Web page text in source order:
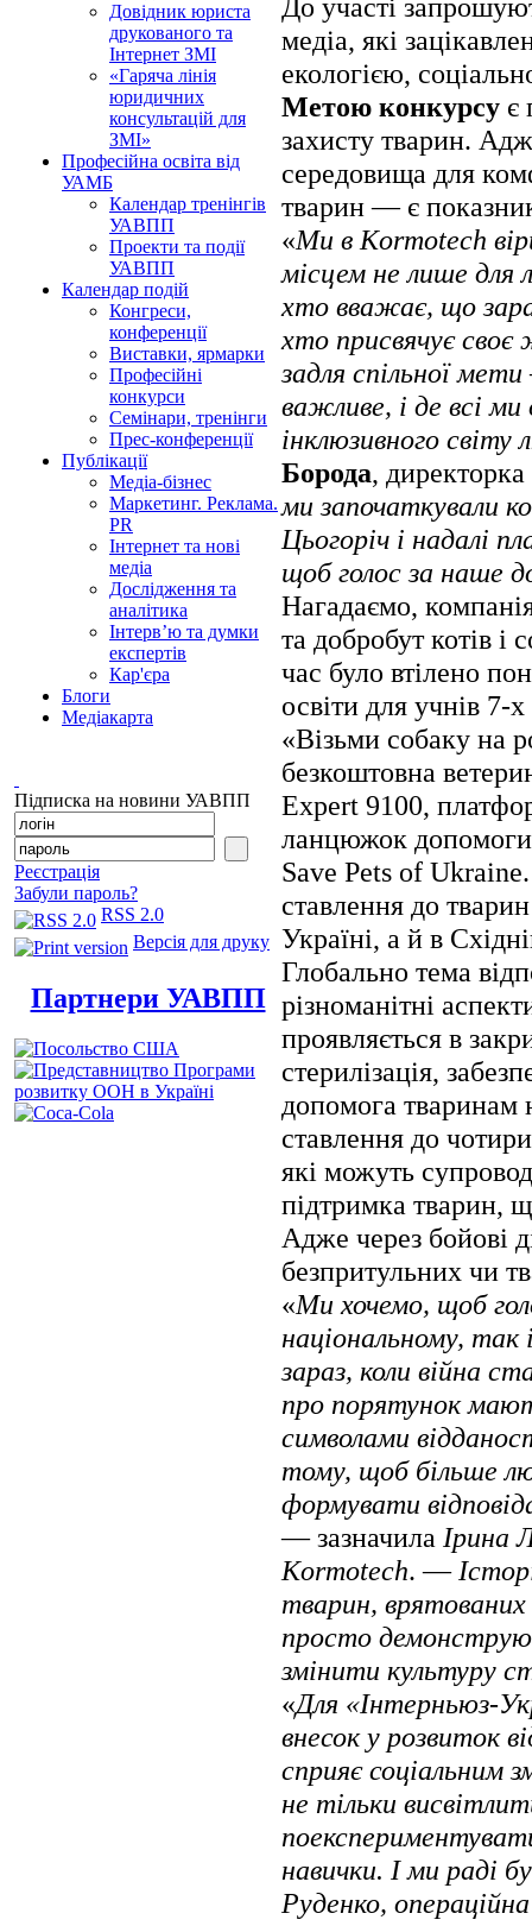
Довідник юриста
друкованого та
Інтернет ЗМІ
«Гаряча лінія
юридичних
консультацій для
ЗМІ»
Професійна освіта від
УАМБ
Календар тренінгів
УАВПП
Проекти та події
УАВПП
Календар подій
Конгреси,
конференції
Виставки, ярмарки
Професійні
конкурси
Семінари, тренінги
Прес-конференції
Публікації
Медіа-бізнес
Маркетинг. Реклама.
PR
Інтернет та нові
медіа
Дослідження та
аналітика
Інтерв’ю та думки
експертів
Кар'єра
Блоги
Медіакарта
Підписка на новини УАВПП
Реєстрація
Забули пароль?
RSS 2.0
Версія для друку
Партнери УАВПП
медіа, які
екологією,
Метою конкурсу є
захисту тварин.
середовища для
тварин — є
«Ми в Kormotech
місцем не лише
хто вважає, що
хто присвячує
задля спільної
важливе, і де всі ми
інклюзивного світу
Борода,
ми започаткували
Цьогоріч і надалі
щоб голос за наше
Нагадаємо,
та добробут котів і
час було втілено
освіти для учнів 7-
«Візьми собаку на
безкоштовна
Expert 9100,
ланцюжок допомоги
Save Pets of
ставлення до
Україні, а й в
Глобально тема
різноманітні
проявляється в
стерилізація,
допомога тваринам
ставлення до
які можуть
підтримка тварин,
Адже через бойові
безпритульних чи
«Ми хочемо, щоб
національному,
зараз, коли війна
про порятунок
символами
тому, щоб більше
формувати
— зазначила Ірина
Kormotech. —
тварин, врятованих
просто
змінити культуру
«Для «Інтерньюз-
внесок у розвиток
сприяє соціальним
не тільки
навички. І ми раді
Руденко,